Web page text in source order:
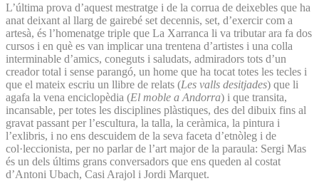
L’última prova d’aquest mestratge i de la corrua de deixebles que ha
anat deixant al llarg de gairebé set decennis, set, d’exercir com a
artesà, és l’homenatge triple que La Xarranca li va tributar ara fa dos
cursos i en què es van implicar una trentena d’artistes i una colla
interminable d’amics, coneguts i saludats, admiradors tots d’un
creador total i sense parangó, un home que ha tocat totes les tecles i
que el mateix escriu un llibre de relats (Les valls desitjades) que li
agafa la vena enciclopèdia (El moble a Andorra) i que transita,
incansable, per totes les disciplines plàstiques, des del dibuix fins al
gravat passant per l’escultura, la talla, la ceràmica, la pintura i
l’exlibris, i no ens descuidem de la seva faceta d’etnòleg i de
col·leccionista, per no parlar de l’art major de la paraula: Sergi Mas
és un dels últims grans conversadors que ens queden al costat
d’Antoni Ubach, Casi Arajol i Jordi Marquet.